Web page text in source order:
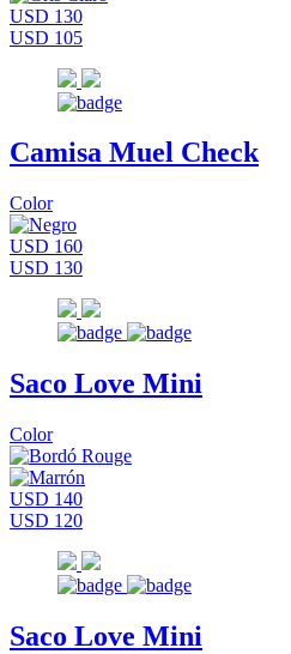
USD 130
USD 105
Camisa Muel Check
Color
USD 160
USD 130
Saco Love Mini
Color
USD 140
USD 120
Saco Love Mini